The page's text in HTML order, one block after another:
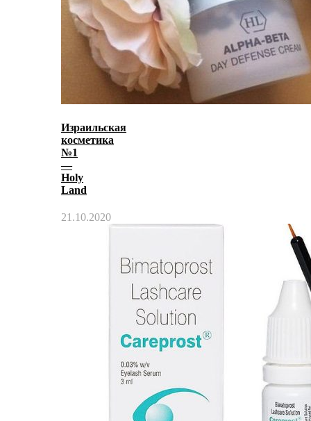
Израильская
косметика
№1
—
Holy
Land
21.10.2020